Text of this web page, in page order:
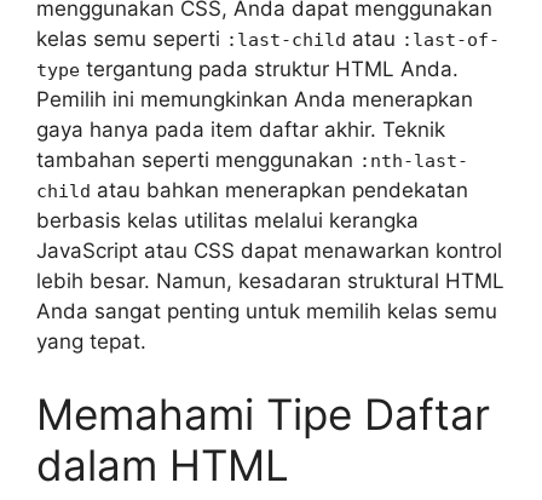
menggunakan CSS, Anda dapat menggunakan
kelas semu seperti :last-child atau :last-of-
type tergantung pada struktur HTML Anda.
Pemilih ini memungkinkan Anda menerapkan
gaya hanya pada item daftar akhir. Teknik
tambahan seperti menggunakan :nth-last-
child atau bahkan menerapkan pendekatan
berbasis kelas utilitas melalui kerangka
JavaScript atau CSS dapat menawarkan kontrol
lebih besar. Namun, kesadaran struktural HTML
Anda sangat penting untuk memilih kelas semu
yang tepat.
Memahami Tipe Daftar
dalam HTML